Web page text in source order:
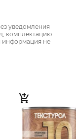
уведомления
комплектацию
информация не